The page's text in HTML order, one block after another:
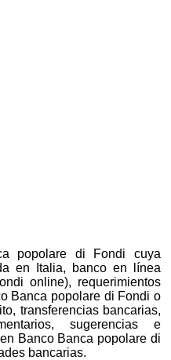
popolare di Fondi cuya
en Italia, banco en línea
online), requerimientos
Banca popolare di Fondi o
transferencias bancarias,
sugerencias e
Banco Banca popolare di
bancarias.